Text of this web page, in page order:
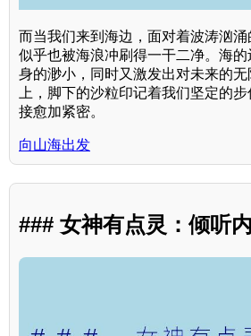
而当我们来到海边，面对着波涛汹
似乎也被海浪冲刷得一干二净。海
身的渺小，同时又激发出对未来的
上，脚下的沙粒印记着我们坚定的
接愈加紧密。
向山海出发
### 女神有点灵：倾听